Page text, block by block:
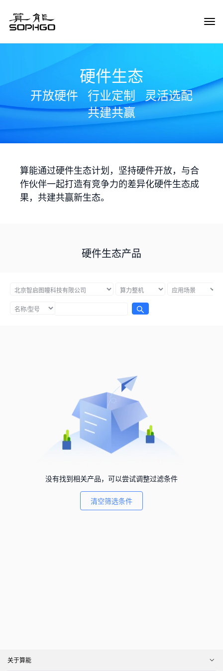
硬件生态
开放硬件 行业定制
灵活选配
共建共赢
算能通过硬件生态计划，坚持硬件开放，与合
作伙伴一起打造有竞争力的差异化硬件生态成
果，共建共赢新生态。
硬件生态产品
没有找到相关产品，可以尝试调整过滤条件
清空筛选条件
关于算能